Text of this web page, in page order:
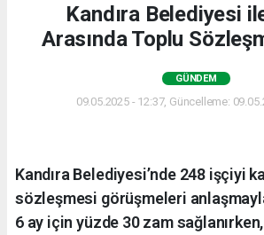
Kandıra Belediyesi
Arasında Toplu
GÜNDEM
09.05.2025 - 12:37, Güncelleme:
Kandıra Belediyesi’nde 248 işçiyi
sözleşmesi görüşmeleri
6 ay için yüzde 30 zam